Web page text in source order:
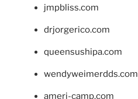
jmpbliss.com
drjorgerico.com
queensushipa.com
wendyweimerdds.com
ameri-camp.com